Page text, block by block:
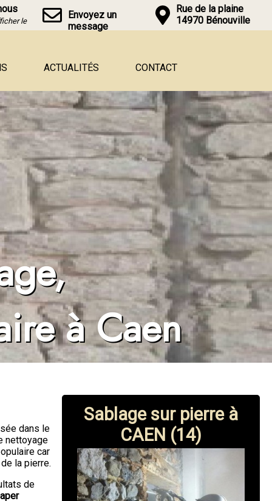
le
Envoyez un
message
Rue de la plaine
14970 Bénouville
ACTUALITÉS CONTACT
à Caen
dans le
nettoyage
car
la pierre.
de
Sablage sur pierre à
CAEN (14)